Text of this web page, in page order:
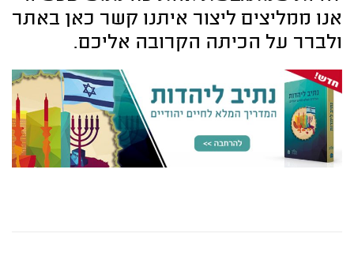
אנו ממליצים ליצור איתנו קשר כאן באתר
ולברר על הכיתה הקרובה אליכם.